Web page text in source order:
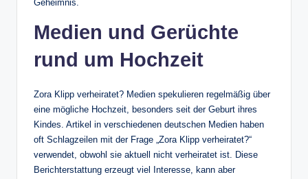
Geheimnis.
Medien und Gerüchte
rund um Hochzeit
Zora Klipp verheiratet? Medien spekulieren regelmäßig über
eine mögliche Hochzeit, besonders seit der Geburt ihres
Kindes. Artikel in verschiedenen deutschen Medien haben
oft Schlagzeilen mit der Frage „Zora Klipp verheiratet?“
verwendet, obwohl sie aktuell nicht verheiratet ist. Diese
Berichterstattung erzeugt viel Interesse, kann aber